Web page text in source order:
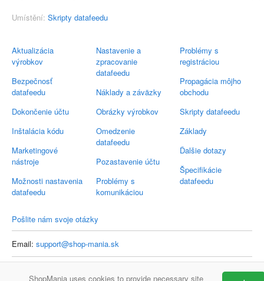
Aktualizácia
výrobkov
Bezpečnosť
datafeedu
Dokončenie účtu
Inštalácia kódu
Marketingové
nástroje
Možnosti nastavenia
datafeedu
Nastavenie a
zpracovanie
datafeedu
Náklady a záväzky
Obrázky výrobkov
Omedzenie
datafeedu
Pozastavenie účtu
Problémy s
komunikáciou
Problémy s
registráciou
Propagácia môjho
obchodu
Skripty datafeedu
Základy
Ďalšie dotazy
Špecifikácie
datafeedu
Umístění: Skripty datafeedu
Pošlite nám svoje otázky
Email: support@shop-mania.sk
ShopMania uses cookies to provide necessary site